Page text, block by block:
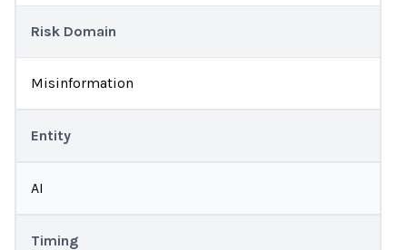
Risk Domain
Misinformation
Entity
AI
Timing